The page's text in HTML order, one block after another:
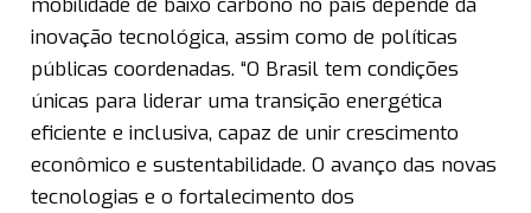
mobilidade de baixo carbono no país depende da
inovação tecnológica, assim como de políticas
públicas coordenadas. “O Brasil tem condições
únicas para liderar uma transição energética
eficiente e inclusiva, capaz de unir crescimento
econômico e sustentabilidade. O avanço das novas
tecnologias e o fortalecimento dos